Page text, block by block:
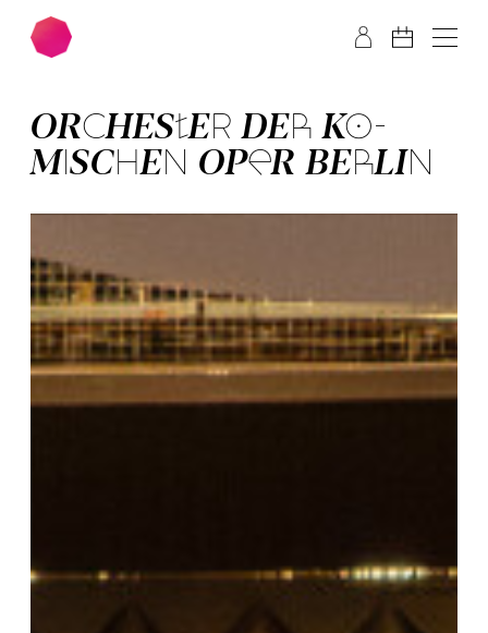
Zum Hauptinhalt springen Zum Footer springen
OR­CHES­TER­ DER­ KO­
MISCH­EN OPER BER­LIN